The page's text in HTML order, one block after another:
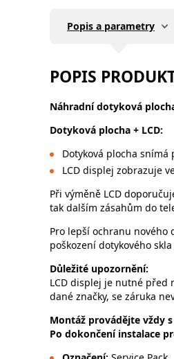
Popis a parametry
POPIS
Náhradní dotyková
Dotyková plocha + LCD:
Dotyková plocha
LCD displej zobrazuje
Při výměně LCD
tak dalším zásahům do
Pro lepší ochranu
poškození dotykového skla
Důležité upozornění:
LCD displej je nutné před
dané značky, se záruka
Montáž provádějte vždy
Po dokončení instalace